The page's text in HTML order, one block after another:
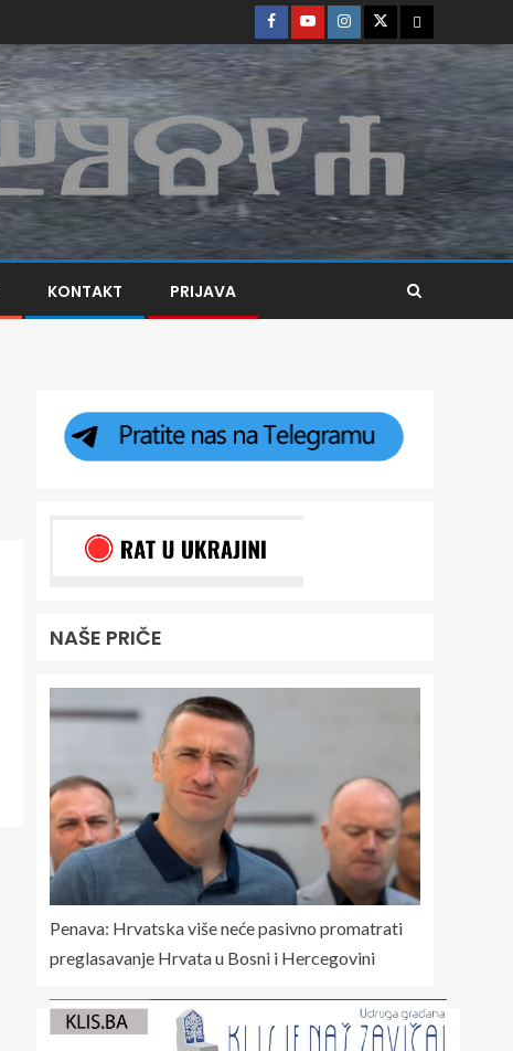
KONTAKT PRIJAVA
NAŠE PRIČE
Penava: Hrvatska više neće pasivno promatrati
preglasavanje Hrvata u Bosni i Hercegovini